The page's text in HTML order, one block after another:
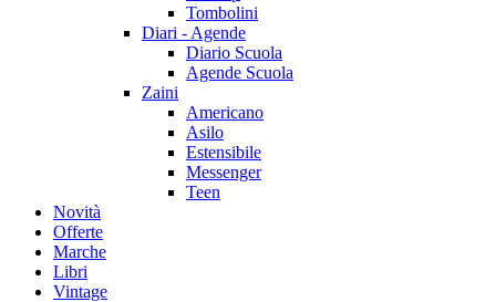
Tombolini
Diari - Agende
Diario Scuola
Agende Scuola
Zaini
Americano
Asilo
Estensibile
Messenger
Teen
Novità
Offerte
Marche
Libri
Vintage